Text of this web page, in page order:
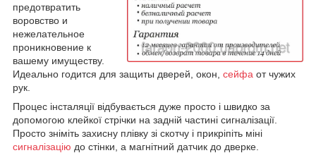
предотвратить
воровство и
нежелательное
проникновение к
вашему имуществу.
Идеально годится для защиты дверей, окон, сейфа от чужих
рук.
Процес інсталяції відбувається дуже просто і швидко за
допомогою клейкої стрічки на задній частині сигналізації.
Просто зніміть захисну плівку зі скотчу і прикріпіть міні
сигналізацію до стінки, а магнітний датчик до дверке.